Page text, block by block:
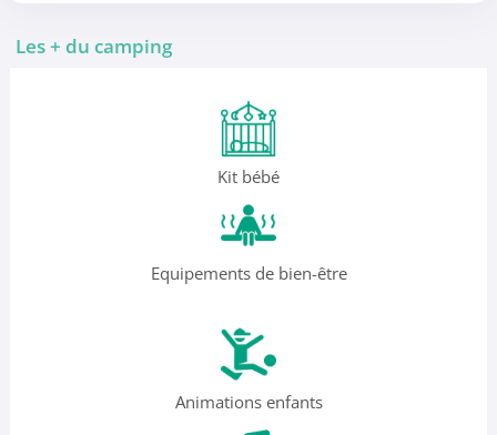
Les + du camping
Kit bébé
Equipements de bien-être
Animations enfants